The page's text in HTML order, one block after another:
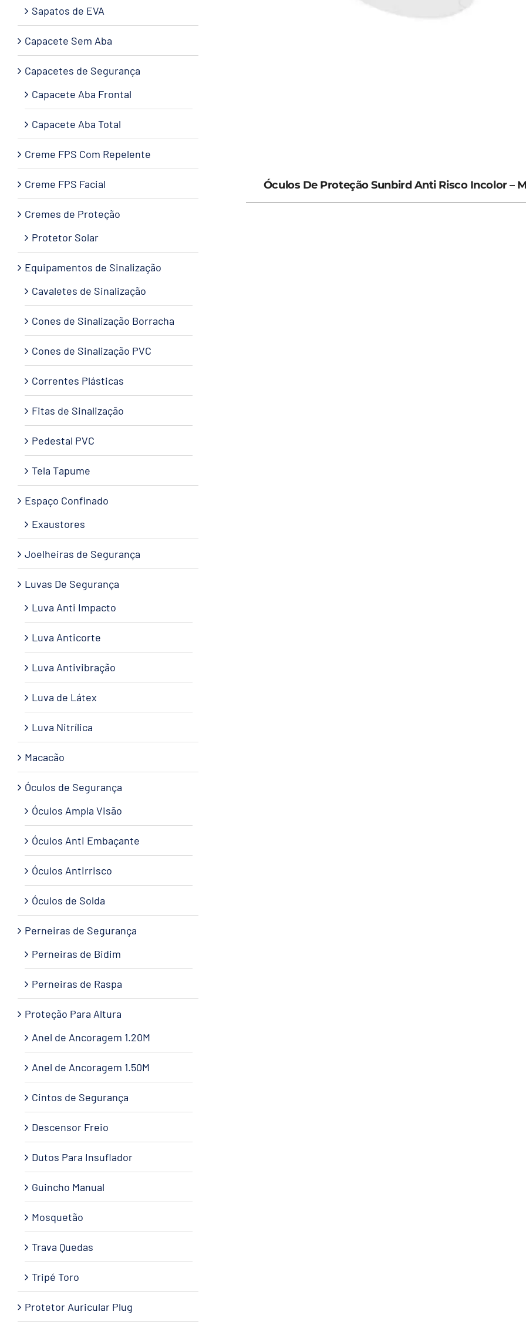
Óculos De Proteção Sunbird Anti Risco Incolor –
Sapatos de EVA
Capacete Sem Aba
Capacetes de Segurança
Capacete Aba Frontal
Capacete Aba Total
Creme FPS Com Repelente
Creme FPS Facial
Cremes de Proteção
Protetor Solar
Equipamentos de Sinalização
Cavaletes de Sinalização
Cones de Sinalização Borracha
Cones de Sinalização PVC
Correntes Plásticas
Fitas de Sinalização
Pedestal PVC
Tela Tapume
Espaço Confinado
Exaustores
Joelheiras de Segurança
Luvas De Segurança
Luva Anti Impacto
Luva Anticorte
Luva Antivibração
Luva de Látex
Luva Nitrílica
Macacão
Óculos de Segurança
Óculos Ampla Visão
Óculos Anti Embaçante
Óculos Antirrisco
Óculos de Solda
Perneiras de Segurança
Perneiras de Bidim
Perneiras de Raspa
Proteção Para Altura
Anel de Ancoragem 1.20M
Anel de Ancoragem 1.50M
Cintos de Segurança
Descensor Freio
Dutos Para Insuflador
Guincho Manual
Mosquetão
Trava Quedas
Tripé Toro
Protetor Auricular Plug